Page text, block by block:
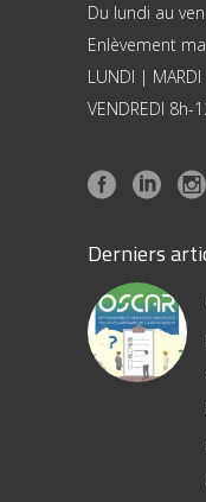
Du lundi au
Enlèvement
LUNDI |
VENDREDI 8h-
Derniers